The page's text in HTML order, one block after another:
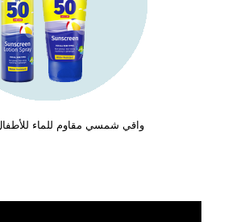
واقي شمسي مقاوم للماء